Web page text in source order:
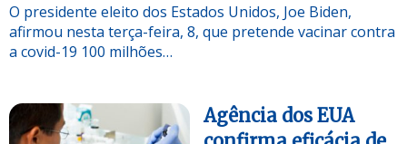
O presidente eleito dos Estados Unidos, Joe Biden,
afirmou nesta terça-feira, 8, que pretende vacinar contra
a covid-19 100 milhões…
Agência dos EUA